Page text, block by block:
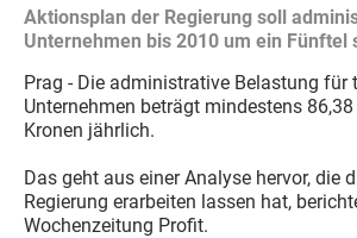
Aktionsplan der Regierung soll
Unternehmen bis 2010 um ein Fünftel
Prag - Die administrative Belastung für
Unternehmen beträgt mindestens
Kronen jährlich.
Das geht aus einer Analyse hervor, die
Regierung erarbeiten lassen hat,
Wochenzeitung Profit.